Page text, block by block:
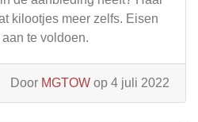
kilootjes meer zelfs. Eisen
te voldoen.
Door MGTOW op 4 juli 2022